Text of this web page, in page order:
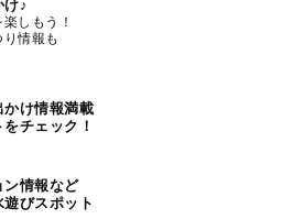
け♪
しもう！
情報も
け情報満載
チェック！
ン情報など
びスポット